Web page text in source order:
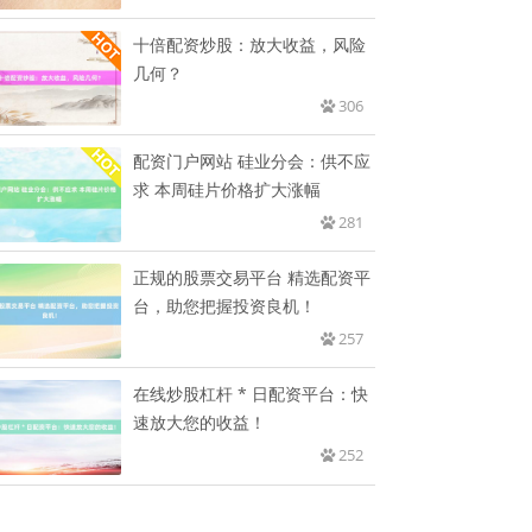
十倍配资炒股：放大收益，风险
几何？
306
配资门户网站 硅业分会：供不应
求 本周硅片价格扩大涨幅
281
正规的股票交易平台 精选配资平
台，助您把握投资良机！
257
在线炒股杠杆 * 日配资平台：快
速放大您的收益！
252